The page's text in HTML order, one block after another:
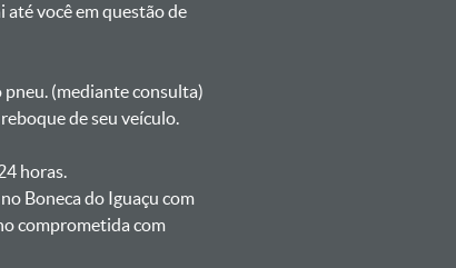
até você em questão de
pneu. (mediante consulta)
de seu veículo.
horas.
Boneca do Iguaçu com
comprometida com